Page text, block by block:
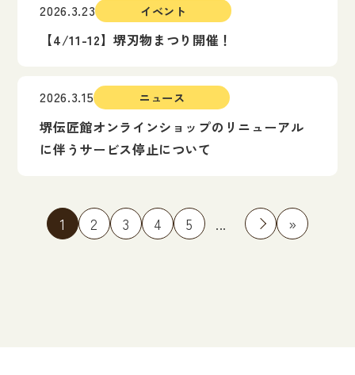
2026.3.23 イベント
【4/11-12】堺刃物まつり開催！
2026.3.15 ニュース
堺伝匠館オンラインショップのリニューアル
に伴うサービス停止について
1 2 3 4 5 ... » »